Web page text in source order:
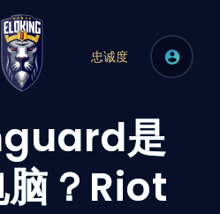
忠诚度
是
？Riot